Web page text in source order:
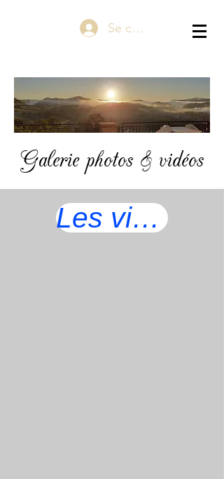
Se connecter
Galerie photos & vidéos
Les vidéos